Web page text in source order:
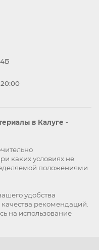
в Калуге -
каких условиях не
положениями
удобства
рекомендаций.
на использование